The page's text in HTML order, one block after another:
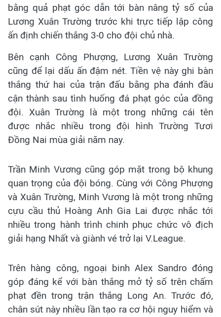
bằng quả phạt góc dẫn tới bàn nâng tỷ số của
Lương Xuân Trường trước khi trực tiếp lập công
ấn định chiến thắng 3-0 cho đội chủ nhà.
Bên cạnh Công Phượng, Lương Xuân Trường
cũng để lại dấu ấn đậm nét. Tiền vệ này ghi bàn
thắng thứ hai của trận đấu bằng pha đánh đầu
cận thành sau tình huống đá phạt góc của đồng
đội. Xuân Trường là một trong những cái tên
được nhắc nhiều trong đội hình Trường Tươi
Đồng Nai mùa giải năm nay.
Trần Minh Vương cũng góp mặt trong bộ khung
quan trọng của đội bóng. Cùng với Công Phượng
và Xuân Trường, Minh Vương là một trong những
cựu cầu thủ Hoàng Anh Gia Lai được nhắc tới
nhiều trong hành trình chinh phục chức vô địch
giải hạng Nhất và giành vé trở lại V.League.
Trên hàng công, ngoại binh Alex Sandro đóng
góp đáng kể với bàn thắng mở tỷ số trên chấm
phạt đền trong trận thắng Long An. Trước đó,
chân sút này nhiều lần tạo ra cơ hội nguy hiểm và